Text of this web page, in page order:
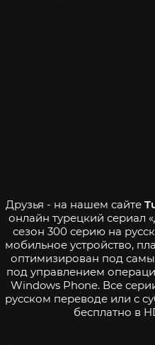
Друзья - на нашем сайте
онлайн турецкий сериал
сезон 300 серию на
мобильное устройство,
оптимизирован под
под управлением
Windows Phone. Все
русском переводе или с
бесплатно в